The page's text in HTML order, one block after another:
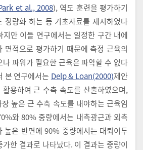
et al., 2008), 역도 훈련을 평가하기
정량화 하는 등 기초자료를 제시하였다
지만 이들 연구에서는 일정한 구간 내에
면적으로 평가하기 때문에 측정 근육의
파워가 필요한 근육은 파악할 수 없다
본 연구에서는 Delp & Loan(2000)제안
용하여 근 수축 속도를 산출하였으며,
높은 근 수축 속도를 내야하는 근육임
와 80% 중량에서는 내측광근과 외측
높은 반면에 90% 중량에서는 대퇴이두
한 결과로 나타났다. 이 결과는 중량이